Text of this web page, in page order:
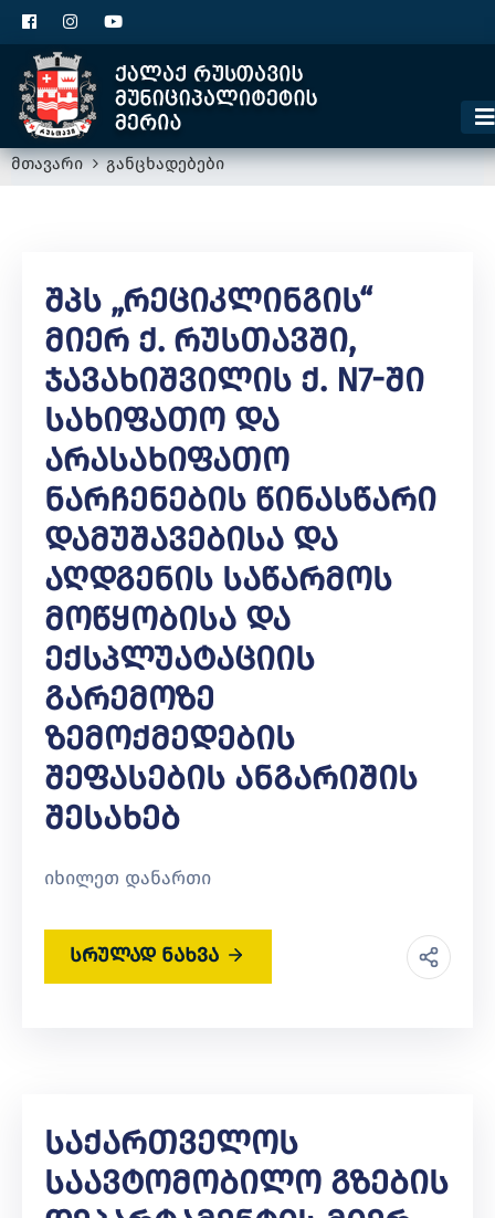
მთავარი განცხადებები
Შპს „რეციკლინგის“
Მიერ Ქ. Რუსთავში,
Ჯავახიშვილის Ქ. N7-Ში
Სახიფათო Და
Არასახიფათო
Ნარჩენების Წინასწარი
Დამუშავებისა Და
Აღდგენის Საწარმოს
Მოწყობისა Და
Ექსპლუატაციის
Გარემოზე
Ზემოქმედების
Შეფასების Ანგარიშის
Შესახებ
იხილეთ დანართი
სრულად ნახვა
Საქართველოს
Საავტომობილო Გზების